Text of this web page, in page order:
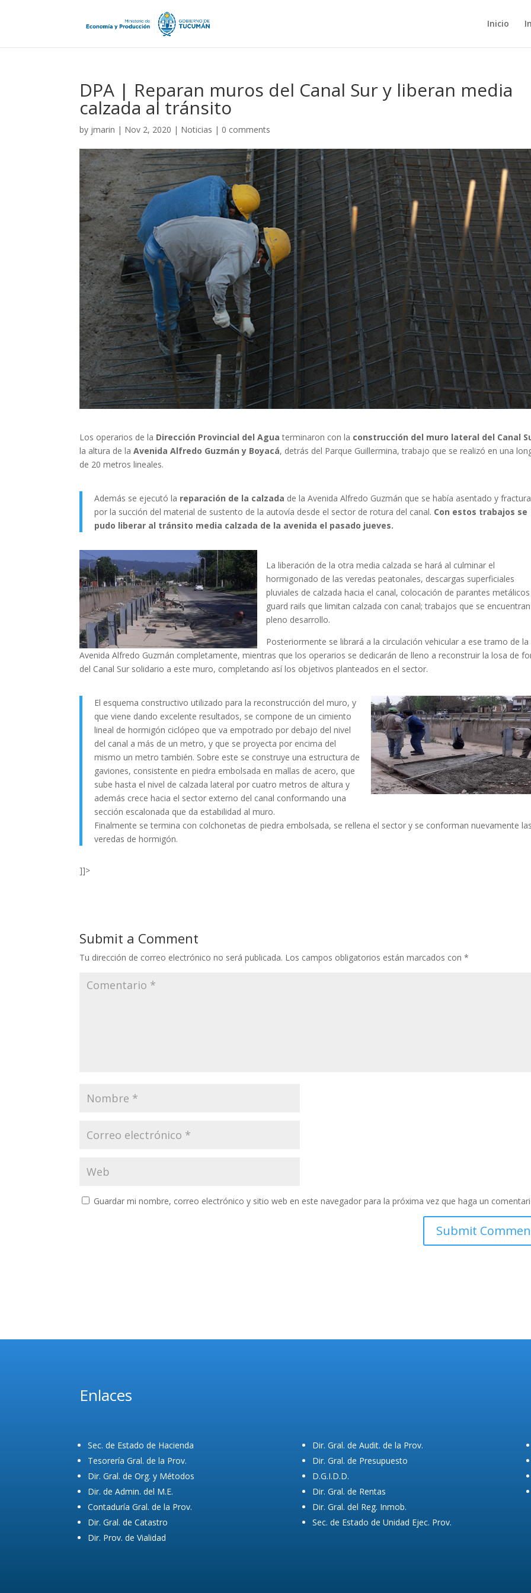
Inicio
DPA | Reparan muros del Canal Sur y liberan media
calzada al tránsito
by jmarin | Nov 2, 2020 | Noticias | 0 comments
Los operarios de la Dirección Provincial del Agua terminaron con la construcción del muro lateral del Canal
la altura de laAvenida Alfredo Guzmán y Boyacá, detrás del Parque Guillermina, trabajo que se realizó en una
de 20 metros lineales.
Además se ejecutó la reparación de la calzada de la Avenida Alfredo Guzmán que se había asentado y
por la succión del material de sustento de la autovía desde el sector de rotura del canal. Con estos trabajos se
pudo liberar al tránsito media calzada de la avenida el pasado jueves.
La liberación de la otra media calzada se hará al culminar el
hormigonado de las veredas peatonales, descargas superficiales
pluviales de calzada hacia el canal, colocación de parantes
guard rails que limitan calzada con canal; trabajos que se
pleno desarrollo.
Posteriormente se librará a la circulación vehicular a ese tramo de la
Avenida Alfredo Guzmán completamente, mientras que los operarios se dedicarán de lleno a reconstruir la losa de
del Canal Sur solidario a este muro, completando así los objetivos planteados en el sector.
El esquema constructivo utilizado para la reconstrucción del muro, y
que viene dando excelente resultados, se compone de un cimiento
lineal de hormigón ciclópeo que va empotrado por debajo del nivel
del canal a más de un metro, y que se proyecta por encima del
mismo un metro también. Sobre este se construye una estructura de
gaviones, consistente en piedra embolsada en mallas de acero, que
sube hasta el nivel de calzada lateral por cuatro metros de altura y
además crece hacia el sector externo del canal conformando una
sección escalonada que da estabilidad al muro.
Finalmente se termina con colchonetas de piedra embolsada, se rellena el sector y se conforman nuevamente
veredas de hormigón.
]]>
Submit a Comment
Tu dirección de correo electrónico no será publicada. Los campos obligatorios están marcados con*
Guardar mi nombre, correo electrónico y sitio web en este navegador para la próxima vez que haga un
Enlaces
Sec. de Estado de Hacienda
Tesorería Gral. de la Prov.
Dir. Gral. de Org. y Métodos
Dir. de Admin. del M.E.
Contaduría Gral. de la Prov.
Dir. Gral. de Catastro
Dir. Prov. de Vialidad
Dir. Gral. de Audit. de la Prov.
Dir. Gral. de Presupuesto
D.G.I.D.D.
Dir. Gral. de Rentas
Dir. Gral. del Reg. Inmob.
Sec. de Estado de Unidad Ejec. Prov.